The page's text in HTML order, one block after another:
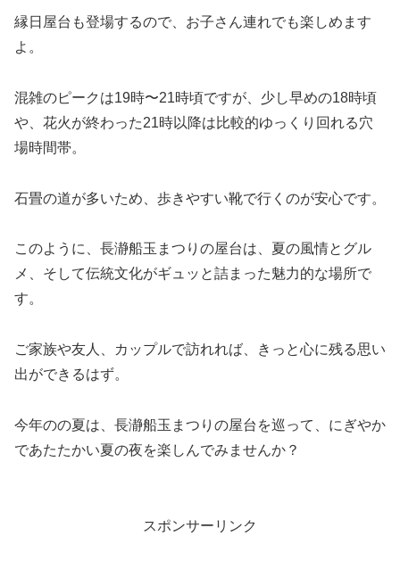
縁日屋台も登場するので、お子さん連れでも楽しめます
よ。
混雑のピークは19時〜21時頃ですが、少し早めの18時頃
や、花火が終わった21時以降は比較的ゆっくり回れる穴
場時間帯。
石畳の道が多いため、歩きやすい靴で行くのが安心です。
このように、長瀞船玉まつりの屋台は、夏の風情とグル
メ、そして伝統文化がギュッと詰まった魅力的な場所で
す。
ご家族や友人、カップルで訪れれば、きっと心に残る思い
出ができるはず。
今年のの夏は、長瀞船玉まつりの屋台を巡って、にぎやか
であたたかい夏の夜を楽しんでみませんか？
スポンサーリンク